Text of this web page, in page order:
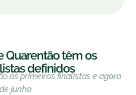
Quarentão têm os
definidos
os primeiros finalistas e agora
junho